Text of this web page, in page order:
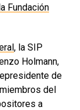
Fundación
, la SIP
Holmann,
de
del
a